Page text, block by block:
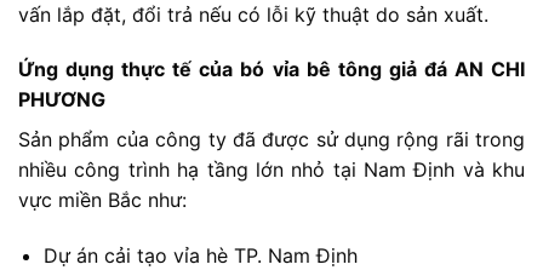
vấn lắp đặt, đổi trả nếu có lỗi kỹ thuật do sản xuất.
Ứngdụngthựctếcủa bó vỉa bê tông giả đáANCHI
PHƯƠNG
Sản phẩm củacông ty đãđược sử dụng rộng rãitrong
nhiềucông trình hạ tầng lớn nhỏ tại NamĐịnh và khu
vực miền Bắc như:
Dự án cải tạo vỉa hè TP. NamĐịnh